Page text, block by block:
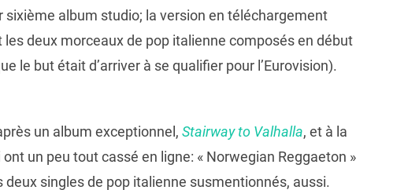
sixième album studio; la version en téléchargement
deux morceaux de pop italienne composés en début
le but était d’arriver à se qualifier pour l’Eurovision).
un album exceptionnel, Stairway to Valhalla, et à la
un peu tout cassé en ligne: « Norwegian Reggaeton »
deux singles de pop italienne susmentionnés, aussi.